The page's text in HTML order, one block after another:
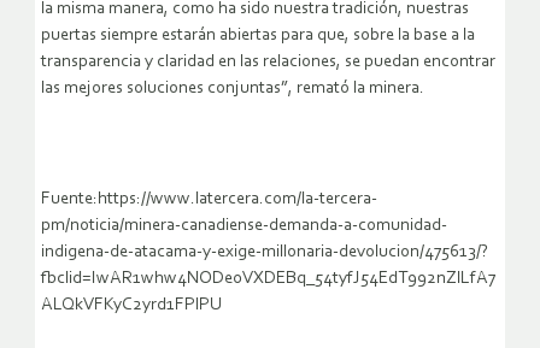
la misma manera, como ha sido nuestra tradición, nuestras
puertas siempre estarán abiertas para que, sobre la base a la
transparencia y claridad en las relaciones, se puedan encontrar
las mejores soluciones conjuntas”, remató la minera.
Fuente:https://www.latercera.com/la-tercera-
pm/noticia/minera-canadiense-demanda-a-comunidad-
indigena-de-atacama-y-exige-millonaria-devolucion/475613/?
fbclid=IwAR1whw4NODe0VXDEBq_54tyfJ54EdT992nZlLfA7
ALQkVFKyC2yrd1FPlPU